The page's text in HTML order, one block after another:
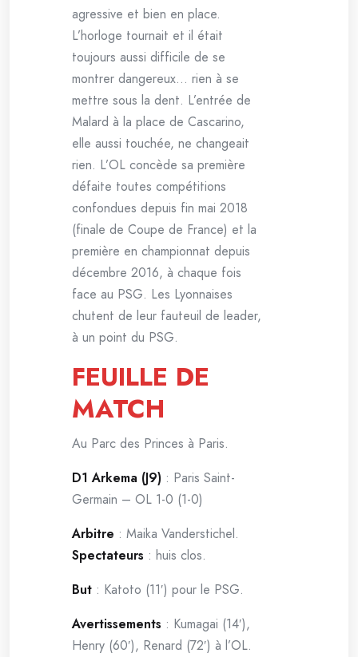
agressive et bien en place.
L’horloge tournait et il était
toujours aussi difficile de se
montrer dangereux… rien à se
mettre sous la dent. L’entrée de
Malard à la place de Cascarino,
elle aussi touchée, ne changeait
rien. L’OL concède sa première
défaite toutes compétitions
confondues depuis fin mai 2018
(finale de Coupe de France) et la
première en championnat depuis
décembre 2016, à chaque fois
face au PSG. Les Lyonnaises
chutent de leur fauteuil de leader,
à un point du PSG.
FEUILLE DE
MATCH
Au Parc des Princes à Paris.
D1 Arkema (J9) : Paris Saint-
Germain – OL 1-0 (1-0)
Arbitre : Maika Vanderstichel.
Spectateurs : huis clos.
But : Katoto (11′) pour le PSG.
Avertissements : Kumagai (14′),
Henry (60′), Renard (72′) à l’OL.